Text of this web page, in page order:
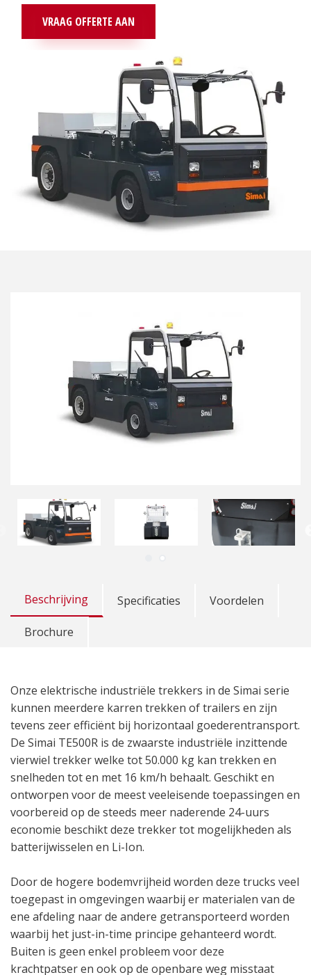
VRAAG OFFERTE AAN
Beschrijving Specificaties Voordelen
Brochure
Onze elektrische industriële trekkers in de Simai serie
kunnen meerdere karren trekken of trailers en zijn
tevens zeer efficiënt bij horizontaal goederentransport.
De Simai TE500R is de zwaarste industriële inzittende
vierwiel trekker welke tot 50.000 kg kan trekken en
snelheden tot en met 16 km/h behaalt. Geschikt en
ontworpen voor de meest veeleisende toepassingen en
voorbereid op de steeds meer naderende 24-uurs
economie beschikt deze trekker tot mogelijkheden als
batterijwisselen en Li-Ion.
Door de hogere bodemvrijheid worden deze trucks veel
toegepast in omgevingen waarbij er materialen van de
ene afdeling naar de andere getransporteerd worden
waarbij het just-in-time principe gehanteerd wordt.
Buiten is geen enkel probleem voor deze
krachtpatser en ook op de openbare weg misstaat